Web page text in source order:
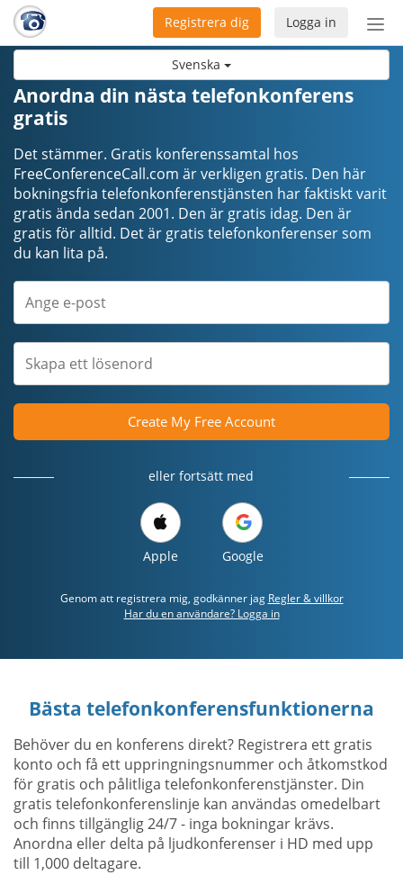
Svenska
Logga in
Registrera dig
Anordna din nästa telefonkonferens
gratis
Det stämmer. Gratis konferenssamtal hos
FreeConferenceCall.com är verkligen gratis. Den här
bokningsfria telefonkonferenstjänsten har faktiskt varit
gratis ända sedan 2001. Den är gratis idag. Den är
gratis för alltid. Det är gratis telefonkonferenser som
du kan lita på.
Create My Free Account
eller fortsätt med
Apple Google
Genom att registrera mig, godkänner jag Regler & villkor
Har du en användare? Logga in
Bästa telefonkonferensfunktionerna
Behöver du en konferens direkt? Registrera ett gratis
konto och få ett uppringningsnummer och åtkomstkod
för gratis och pålitliga telefonkonferenstjänster. Din
gratis telefonkonferenslinje kan användas omedelbart
och finns tillgänglig 24/7 - inga bokningar krävs.
Anordna eller delta på ljudkonferenser i HD med upp
till 1,000 deltagare.